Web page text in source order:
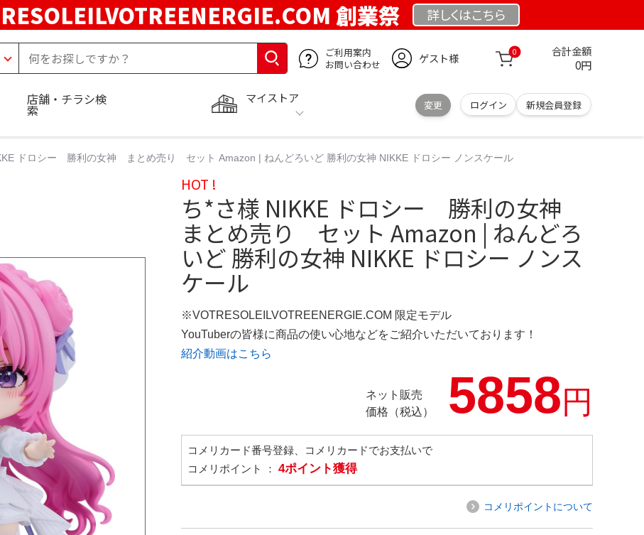
創業祭 詳しくはこちら
ご利用案内
お問い合わせ
ゲスト様 0 合計金額
0円
マイストア
変更 ログイン 新規会員登録
店舗・チラシ検
索
ドロシー 勝利の女神 まとめ売り セット Amazon | ねんどろいど 勝利の女神 NIKKE ドロシー ノンスケール
HOT !
ち*さ様 NIKKE ドロシー 勝利の女神
まとめ売り セット Amazon | ねんどろ
いど 勝利の女神 NIKKE ドロシー ノンス
ケール
※VOTRESOLEILVOTREENERGIE.COM 限定モデル
YouTuberの皆様に商品の使い心地などをご紹介いただいております！
紹介動画はこちら
ネット販売
価格（税込）
5858円
コメリカード番号登録、コメリカードでお支払いで
コメリポイント ： 4ポイント獲得
コメリポイントについて